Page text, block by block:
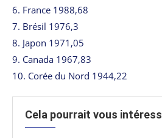
6. France 1988,68
7. Brésil 1976,3
8. Japon 1971,05
9. Canada 1967,83
10. Corée du Nord 1944,22
Cela pourrait vous